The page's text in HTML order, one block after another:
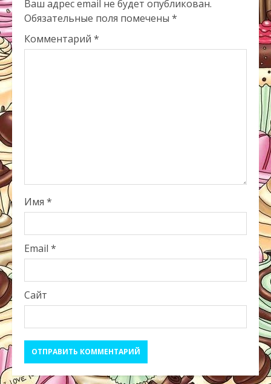
Ваш адрес email не будет опубликован.
Обязательные поля помечены *
Комментарий *
Имя *
Email *
Сайт